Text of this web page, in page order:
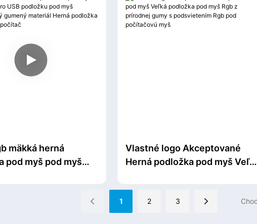
stabilita
mäkká herná
pod myš pod myš
Vlastné logo Akceptované
Herná podložka pod myš Veľká
prírodnej gumy s
podsvietením Rgb pod
počítačovú myš
1 2 3